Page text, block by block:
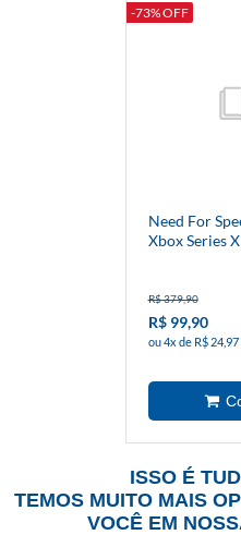
-73% OFF
Need For
Xbox Series X
R$ 379,90
R$ 99,90
ou 4x de R$
ISSO É
TEMOS MUITO MAIS
VOCÊ EM